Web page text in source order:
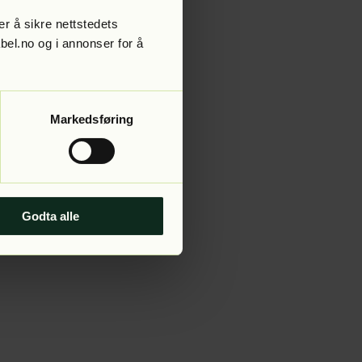
å sikre nettstedets
og i annonser for å
Markedsføring
Godta alle